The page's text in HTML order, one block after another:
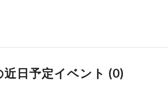
近日予定イベント (0)